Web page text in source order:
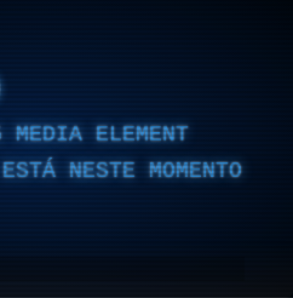
MEDIA ELEMENT
NESTE MOMENTO